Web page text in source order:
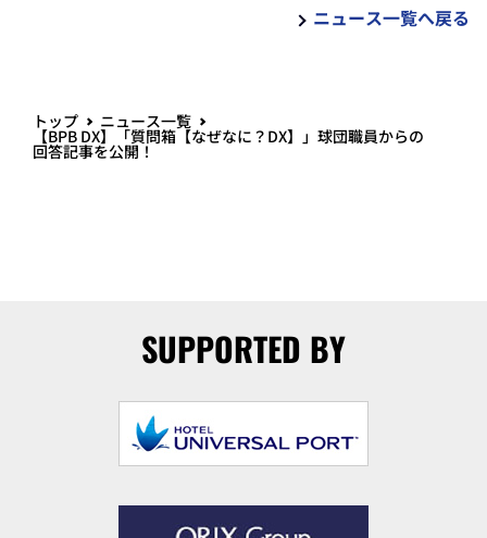
ニュース一覧へ戻る
トップ ニュース一覧
【BPB DX】「質問箱【なぜなに？DX】」球団職員からの
回答記事を公開！
SUPPORTED BY